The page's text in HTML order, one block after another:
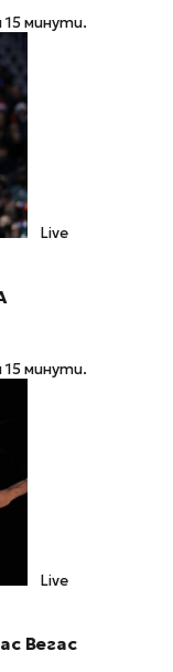
15 минути.
Live
15 минути.
Live
Вегас